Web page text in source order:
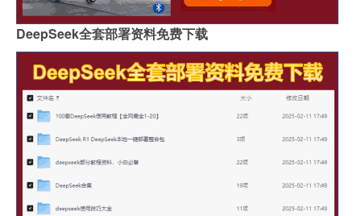
DeepSeek全套部署资料免费下载